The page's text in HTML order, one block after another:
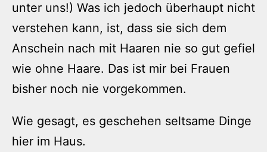
unter uns!) Was ich jedoch überhaupt nicht
verstehen kann, ist, dass sie sich dem
Anschein nach mit Haaren nie so gut gefiel
wie ohne Haare. Das ist mir bei Frauen
bisher noch nie vorgekommen.
Wie gesagt, es geschehen seltsame Dinge
hier im Haus.